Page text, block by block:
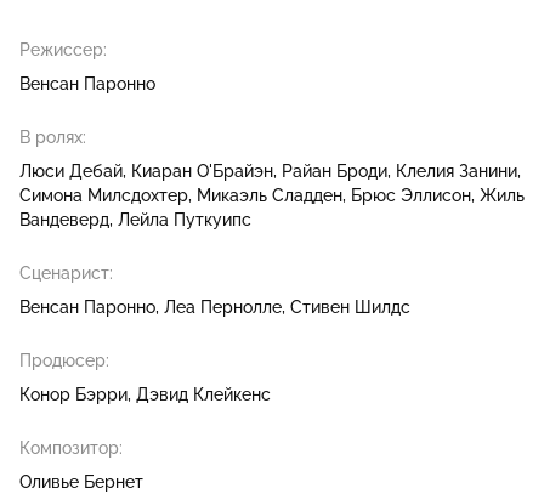
Режиссер:
Венсан Паронно
В ролях:
Люси Дебай Киаран О'Брайэн Райан Броди Клелия Занини
Симона Милсдохтер Микаэль Сладден Брюс Эллисон Жиль
Вандеверд Лейла Путкуипс
Сценарист:
Венсан Паронно Леа Пернолле Стивен Шилдс
Продюсер:
Конор Бэрри Дэвид Клейкенс
Композитор:
Оливье Бернет